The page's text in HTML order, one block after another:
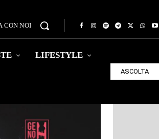
CON NOI
LIFESTYLE
ASCOLTA